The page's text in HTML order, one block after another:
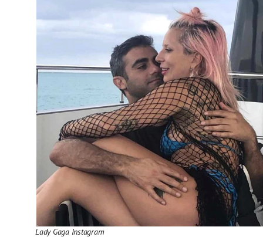
Lady Gaga Instagram